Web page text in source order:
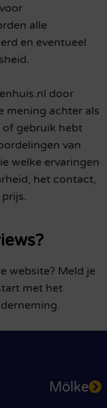
alle
en eventueel
door
mening achter als
of gebruik hebt
van
welke ervaringen
het contact,
website? Meld je
met het
Mölke